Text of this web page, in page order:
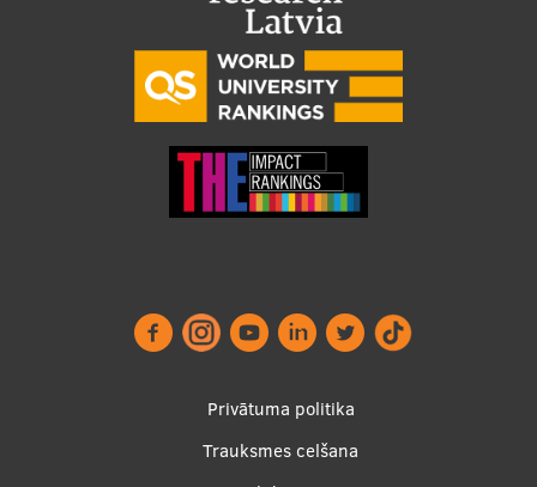
Privātuma politika
Trauksmes celšana